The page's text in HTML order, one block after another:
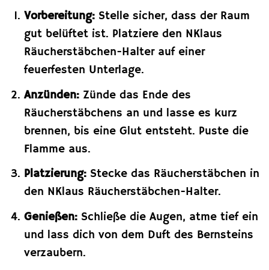
Vorbereitung:Stelle sicher, dass der Raum
gut belüftet ist. Platziere den NKlaus
Räucherstäbchen-Halter auf einer
feuerfesten Unterlage.
Anzünden:Zünde das Ende des
Räucherstäbchens an und lasse es kurz
brennen, bis eine Glut entsteht. Puste die
Flamme aus.
Platzierung:Stecke das Räucherstäbchen in
den NKlaus Räucherstäbchen-Halter.
Genießen:Schließe die Augen, atme tief ein
und lass dich von dem Duft des Bernsteins
verzaubern.